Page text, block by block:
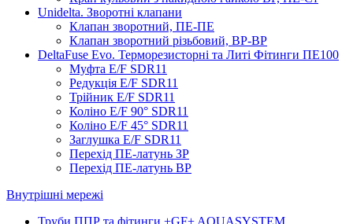
Unidelta. Зворотні клапани
Клапан зворотний, ПЕ-ПЕ
Клапан зворотний різьбовий, ВР-ВР
DeltaFuse Evo. Терморезисторні та Литі Фітинги ПЕ100
Муфта E/F SDR11
Редукція E/F SDR11
Трійник E/F SDR11
Коліно E/F 90° SDR11
Коліно E/F 45° SDR11
Заглушка E/F SDR11
Перехід ПЕ-латунь ЗР
Перехід ПЕ-латунь ВР
Внутрішні мережі
Труби ППР та фітинги +GF+ AQUASYSTEM